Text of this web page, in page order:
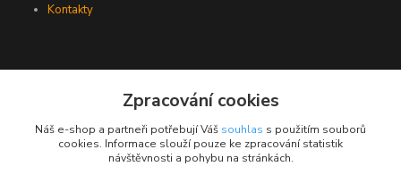
Kontakty
Zpracování cookies
Náš e-shop a partneři potřebují Váš souhlas s použitím souborů
cookies. Informace slouží pouze ke zpracování statistik
návštěvnosti a pohybu na stránkách.